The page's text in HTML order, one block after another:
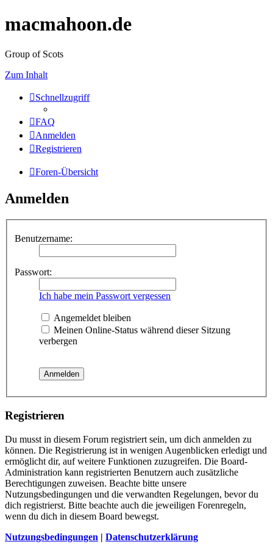
macmahoon.de
Group of Scots
Zum Inhalt
Schnellzugriff
FAQ
Anmelden
Registrieren
Foren-Übersicht
Anmelden
Benutzername:
Passwort:
Ich habe mein Passwort vergessen
Angemeldet bleiben
Meinen Online-Status während dieser Sitzung
verbergen
Registrieren
Du musst in diesem Forum registriert sein, um dich anmelden zu
können. Die Registrierung ist in wenigen Augenblicken erledigt und
ermöglicht dir, auf weitere Funktionen zuzugreifen. Die Board-
Administration kann registrierten Benutzern auch zusätzliche
Berechtigungen zuweisen. Beachte bitte unsere
Nutzungsbedingungen und die verwandten Regelungen, bevor du
dich registrierst. Bitte beachte auch die jeweiligen Forenregeln,
wenn du dich in diesem Board bewegst.
Nutzungsbedingungen | Datenschutzerklärung